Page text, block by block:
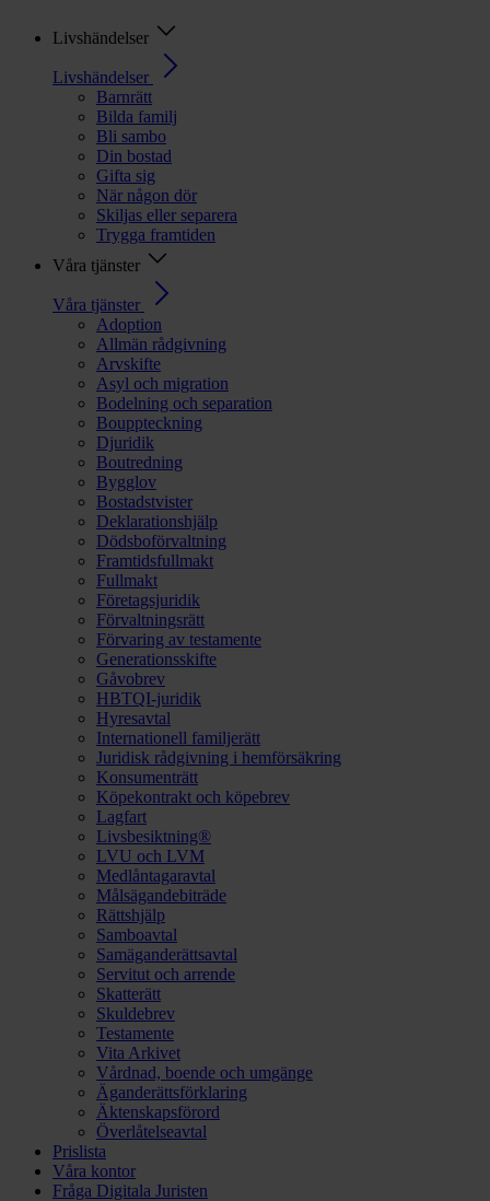
Livshändelser
Livshändelser
Barnrätt
Bilda familj
Bli sambo
Din bostad
Gifta sig
När någon dör
Skiljas eller separera
Trygga framtiden
Våra tjänster
Våra tjänster
Adoption
Allmän rådgivning
Arvskifte
Asyl och migration
Bodelning och separation
Bouppteckning
Djuridik
Boutredning
Bygglov
Bostadstvister
Deklarationshjälp
Dödsboförvaltning
Framtidsfullmakt
Fullmakt
Företagsjuridik
Förvaltningsrätt
Förvaring av testamente
Generationsskifte
Gåvobrev
HBTQI-juridik
Hyresavtal
Internationell familjerätt
Juridisk rådgivning i hemförsäkring
Konsumenträtt
Köpekontrakt och köpebrev
Lagfart
Livsbesiktning®
LVU och LVM
Medlåntagaravtal
Målsägandebiträde
Rättshjälp
Samboavtal
Samäganderättsavtal
Servitut och arrende
Skatterätt
Skuldebrev
Testamente
Vita Arkivet
Vårdnad, boende och umgänge
Äganderättsförklaring
Äktenskapsförord
Överlåtelseavtal
Prislista
Våra kontor
Fråga Digitala Juristen